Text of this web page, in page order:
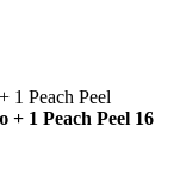
Peach Peel
1 Peach Peel 16